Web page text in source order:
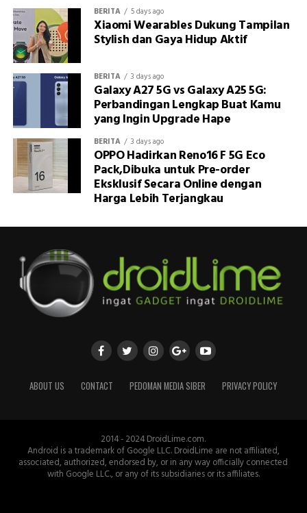
BERITA 5 days ago
Xiaomi Wearables Dukung Tampilan
Stylish dan Gaya Hidup Aktif
BERITA 3 days ago
Galaxy A27 5G vs Galaxy A25 5G:
Perbandingan Lengkap Buat Kamu
yang Ingin Upgrade Hape
BERITA 3 days ago
OPPO Hadirkan Reno16 F 5G Eco
Pack,Dibuka untuk Pre-order
Eksklusif Secara Online dengan
Harga Lebih Terjangkau
ABOUT US CONTACT PEDOMAN MEDIA SIBER PRIVACY POLICY
2014 - 2024 DroidLime.com.
Android is a trademark of Google LLC. DroidLime are not affiliated,
associated, authorized, endorsed by, or in any way officially connected
with Google LLC., or any of its subsidiaries or its affiliates.